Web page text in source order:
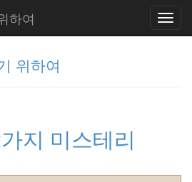
하여
위하여
지 미스테리